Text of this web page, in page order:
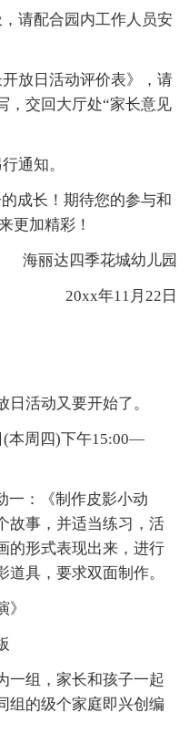
请配合园内工作人员安
放日活动评价表》，请
，交回大厅处“家长意见
通知。
成长！期待您的参与和
更加精彩！
海丽达四季花城幼儿园
20xx年11月22日
活动又要开始了。
(本周四)下午15:00—
一：《制作皮影小动
故事，并适当练习，活
的形式表现出来，进行
具，要求双面制作。
一组，家长和孩子一起
组的级个家庭即兴创编